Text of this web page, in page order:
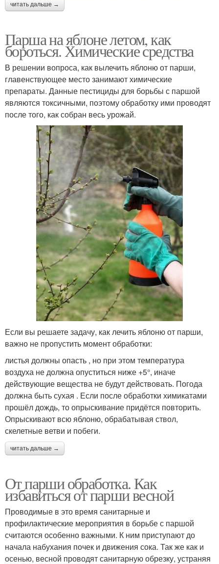
читать дальше →
Парша на яблоне летом, как
бороться. Химические средства
В решении вопроса, как вылечить яблоню от парши,
главенствующее место занимают химические
препараты. Данные пестициды для борьбы с паршой
являются токсичными, поэтому обработку ими проводят
после того, как собран весь урожай.
Если вы решаете задачу, как лечить яблоню от парши,
важно не пропустить момент обработки:
листья должны опасть , но при этом температура
воздуха не должна опуститься ниже +5°, иначе
действующие вещества не будут действовать. Погода
должна быть сухая . Если после обработки химикатами
прошёл дождь, то опрыскивание придётся повторить.
Опрыскивают всю яблоню, обрабатывая ствол,
скелетные ветви и побеги.
читать дальше →
От парши обработка. Как
избавиться от парши весной
Проводимые в это время санитарные и
профилактические мероприятия в борьбе с паршой
считаются особенно важными. К ним приступают до
начала набухания почек и движения сока. Так же как и
осенью, весной проводят санитарную обрезку, устраняя